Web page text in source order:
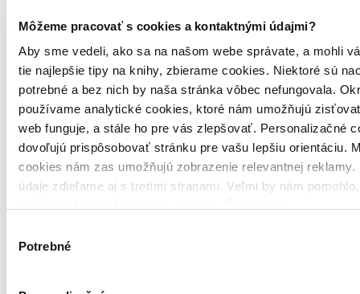
Môžeme pracovať s cookies a kontaktnými údajmi?
Aby sme vedeli, ako sa na našom webe správate, a mohli
tie najlepšie tipy na knihy, zbierame cookies. Niektoré sú
potrebné a bez nich by naša stránka vôbec nefungovala.
používame analytické cookies, ktoré nám umožňujú
web funguje, a stále ho pre vás zlepšovať. Personalizačné
dovoľujú prispôsobovať stránku pre vašu lepšiu orientáciu.
cookies nám zas umožňujú zobrazenie relevantnej reklamy.
údaje zdieľame aj s tretími stranami. Veľmi by nám
súhlasu
Potrebné